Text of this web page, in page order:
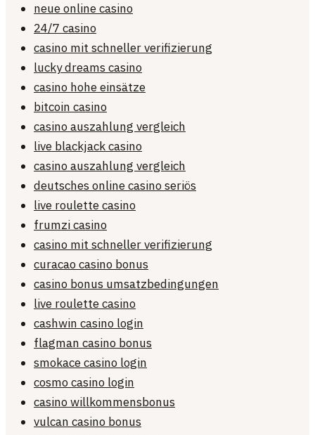
neue online casino
24/7 casino
casino mit schneller verifizierung
lucky dreams casino
casino hohe einsätze
bitcoin casino
casino auszahlung vergleich
live blackjack casino
casino auszahlung vergleich
deutsches online casino seriös
live roulette casino
frumzi casino
casino mit schneller verifizierung
curacao casino bonus
casino bonus umsatzbedingungen
live roulette casino
cashwin casino login
flagman casino bonus
smokace casino login
cosmo casino login
casino willkommensbonus
vulcan casino bonus